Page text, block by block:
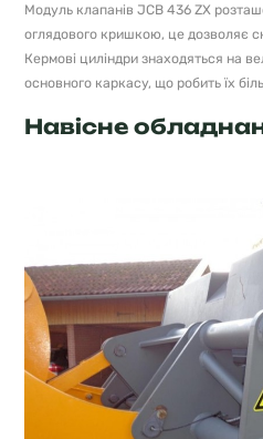
Модуль клапанів JCB 436 ZX
оглядового кришкою, це дозволяє
Кермові циліндри знаходяться на
основного каркасу, що робить їх
Навісне